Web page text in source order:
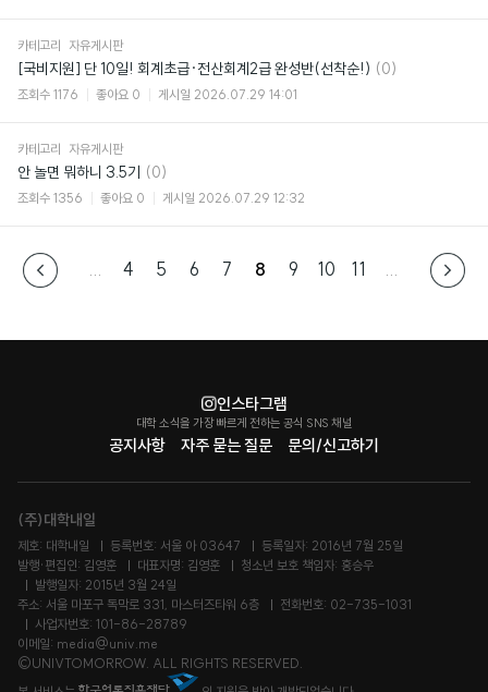
카테고리 자유게시판
[국비지원] 단 10일! 회계초급·전산회계2급 완성반(선착순!) 댓
(0)
조회수 1176 좋아요 0 게시일 2026.07.29 14:01
카테고리 자유게시판
안 놀면 뭐하니 3.5기 댓
(0)
조회수 1356 좋아요 0 게시일 2026.07.29 12:32
... 4 5 6 7 8 9 10 11 ...
공지사항 자주 묻는 질문 문의/신고하기
인스타그램
대학 소식을 가장 빠르게 전하는 공식 SNS 채널
(주)대학내일
제호: 대학내일 등록번호: 서울 아 03647
등록일자: 2016년 7월 25일
발행·편집인: 김영훈
대표자명: 김영훈
청소년 보호 책임자: 홍승우
발행일자: 2015년 3월 24일
주소: 서울 마포구 독막로 331, 마스터즈타워 6층
전화번호: 02-735-1031
사업자번호: 101-86-28789
이메일: media@univ.me
©UNIVTOMORROW. ALL RIGHTS RESERVED.